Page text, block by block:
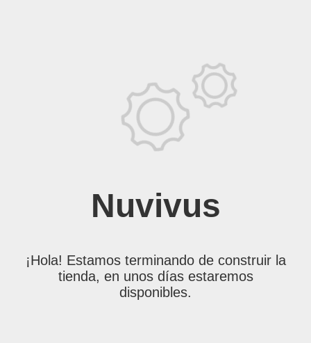
Nuvivus
¡Hola! Estamos terminando de construir la
tienda, en unos días estaremos
disponibles.